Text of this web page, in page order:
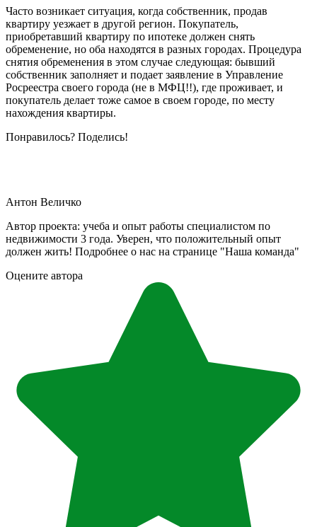
Часто возникает ситуация, когда собственник, продав
квартиру уезжает в другой регион. Покупатель,
приобретавший квартиру по ипотеке должен снять
обременение, но оба находятся в разных городах. Процедура
снятия обременения в этом случае следующая: бывший
собственник заполняет и подает заявление в Управление
Росреестра своего города (не в МФЦ!!), где проживает, и
покупатель делает тоже самое в своем городе, по месту
нахождения квартиры.
Понравилось? Поделись!
Антон Величко
Автор проекта: учеба и опыт работы специалистом по
недвижимости 3 года. Уверен, что положительный опыт
должен жить! Подробнее о нас на странице "Наша команда"
Оцените автора